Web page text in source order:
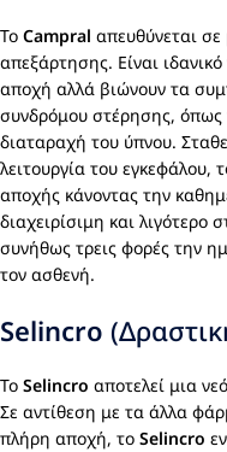
Το Campral απευθύνεται
απεξάρτησης. Είναι
αποχή αλλά βιώνουν τα
συνδρόμου στέρησης, όπως
διαταραχή του ύπνου.
λειτουργία του εγκεφάλου,
αποχής κάνοντας την
διαχειρίσιμη και λιγότερο
συνήθως τρεις φορές την
τον ασθενή.
Selincro
Το Selincro αποτελεί μια
Σε αντίθεση με τα άλλα
πλήρη αποχή, το Selincro